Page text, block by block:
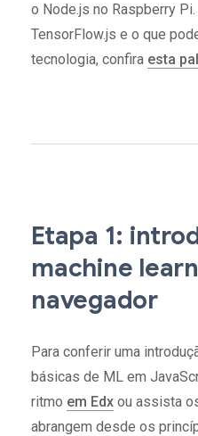
o Node.js no Raspberry
TensorFlow.js e o que
tecnologia, confira esta
Etapa 1:
machine
navegador
Para conferir uma
básicas de ML em
ritmo em Edx ou assista
abrangem desde os